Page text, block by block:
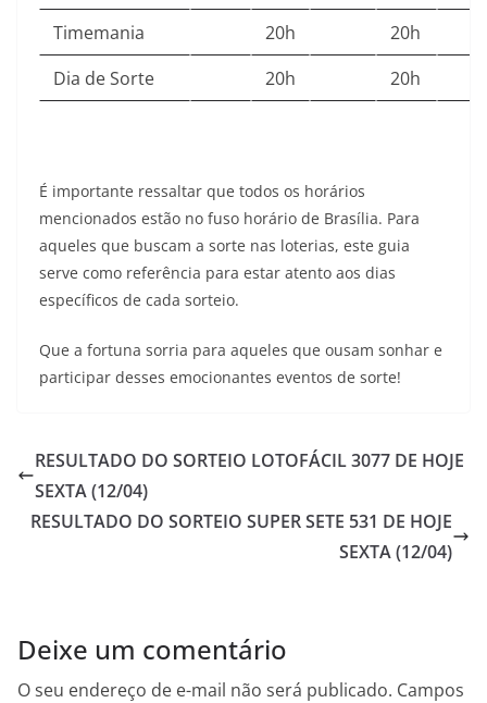
Timemania
20h
20h
Dia de Sorte
20h 20h
É importante ressaltar que todos os horários
mencionados estão no fuso horário de Brasília. Para
aqueles que buscam a sorte nas loterias, este guia
serve como referência para estar atento aos dias
específicos de cada sorteio.
Que a fortuna sorria para aqueles que ousam sonhar e
participar desses emocionantes eventos de sorte!
RESULTADO DO SORTEIO LOTOFÁCIL 3077 DE HOJE
SEXTA (12/04)
RESULTADO DO SORTEIO SUPER SETE 531 DE HOJE
SEXTA (12/04)
Deixe um comentário
O seu endereço de e-mail não será publicado. Campos